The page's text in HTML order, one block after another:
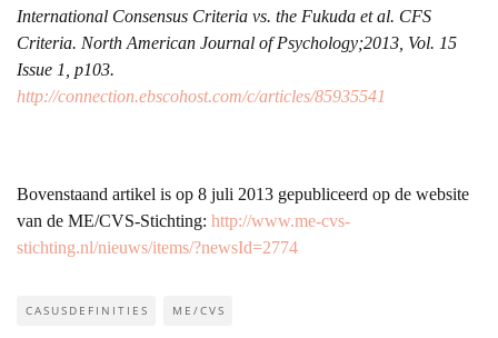
International Consensus Criteria vs. the Fukuda et al. CFS
Criteria. North American Journal of Psychology;2013, Vol. 15
Issue 1, p103.
http://connection.ebscohost.com/c/articles/85935541
Bovenstaand artikel is op 8 juli 2013 gepubliceerd op de website
van de ME/CVS-Stichting: http://www.me-cvs-
stichting.nl/nieuws/items/?newsId=2774
CASUSDEFINITIES ME/CVS